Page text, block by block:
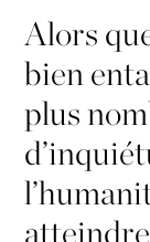
Alors
bien
plus